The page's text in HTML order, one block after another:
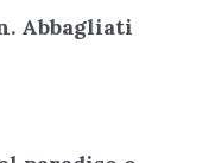
Abbagliati